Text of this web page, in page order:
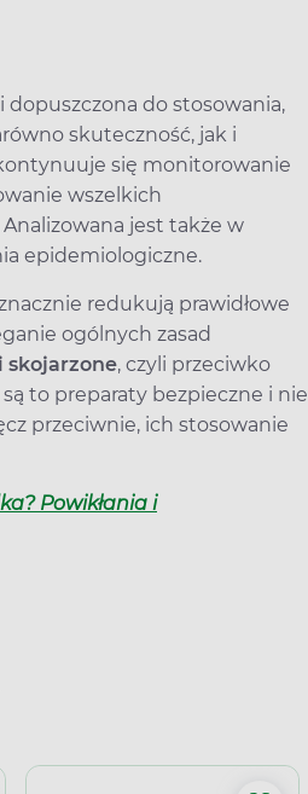
do stosowania,
skuteczność, jak i
się monitorowanie
wszelkich
jest także w
epidemiologiczne.
redukują prawidłowe
ogólnych zasad
skojarzone, czyli przeciwko
to preparaty bezpieczne i nie
przeciwnie, ich stosowanie
Powikłania i